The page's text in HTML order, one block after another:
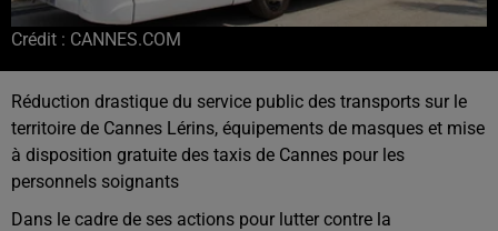
Crédit : CANNES.COM
Réduction drastique du service public des transports sur le
territoire de Cannes Lérins, équipements de masques et mise
à disposition gratuite des taxis de Cannes pour les
personnels soignants
Dans le cadre de ses actions pour lutter contre la